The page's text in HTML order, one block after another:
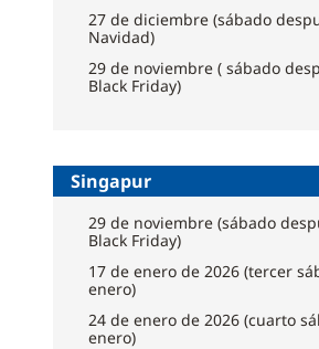
27 de diciembre (sábado
Navidad)
29 de noviembre ( sábado
Black Friday)
Singapur
29 de noviembre (sábado
Black Friday)
17 de enero de 2026 (tercer
enero)
24 de enero de 2026 (cuarto
enero)